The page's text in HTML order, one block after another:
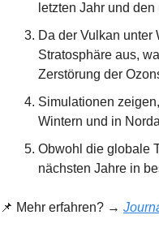
letzten Jahr und
Da der Vulkan unter
Stratosphäre aus,
Zerstörung der
Simulationen
Wintern und in
Obwohl die globale
nächsten Jahre in
📌 Mehr erfahren? →